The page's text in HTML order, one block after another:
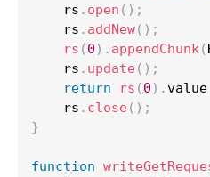
    rs
. open ( ) ;
    rs
. addNew( ) ;
    rs
( 0 ) . appendChunk(
    rs
. update ( ) ;
return rs ( 0 ) .value
    rs
. close ( ) ;
}
function